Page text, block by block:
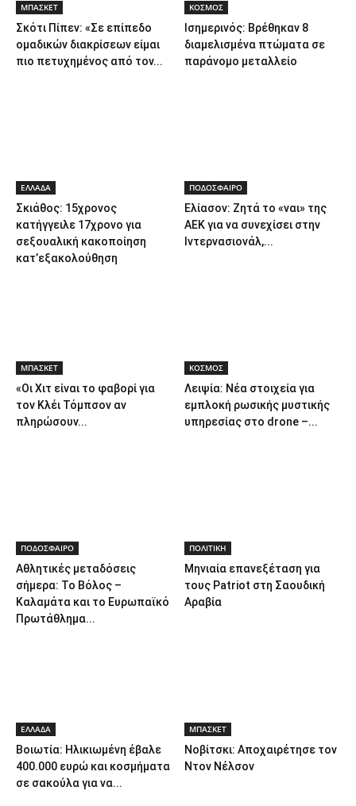
ΜΠΑΣΚΕΤ
Σκότι Πίπεν: «Σε επίπεδο
ομαδικών διακρίσεων είμαι
πιο πετυχημένος από τον...
ΚΟΣΜΟΣ
Ισημερινός: Βρέθηκαν 8
διαμελισμένα πτώματα σε
παράνομο μεταλλείο
ΕΛΛΑΔΑ
Σκιάθος: 15χρονος
κατήγγειλε 17χρονο για
σεξουαλική κακοποίηση
κατ’εξακολούθηση
ΠΟΔΟΣΦΑΙΡΟ
Ελίασον: Ζητά το «ναι» της
ΑΕΚ για να συνεχίσει στην
Ιντερνασιονάλ,...
ΜΠΑΣΚΕΤ
«Οι Χιτ είναι το φαβορί για
τον Κλέι Τόμπσον αν
πληρώσουν...
ΚΟΣΜΟΣ
Λειψία: Νέα στοιχεία για
εμπλοκή ρωσικής μυστικής
υπηρεσίας στο drone –...
ΠΟΔΟΣΦΑΙΡΟ
Αθλητικές μεταδόσεις
σήμερα: Το Βόλος –
Καλαμάτα και το Ευρωπαϊκό
Πρωτάθλημα...
ΠΟΛΙΤΙΚΗ
Μηνιαία επανεξέταση για
τους Patriot στη Σαουδική
Αραβία
ΕΛΛΑΔΑ
Βοιωτία: Ηλικιωμένη έβαλε
400.000 ευρώ και κοσμήματα
σε σακούλα για να...
ΜΠΑΣΚΕΤ
Νοβίτσκι: Αποχαιρέτησε τον
Ντον Νέλσον